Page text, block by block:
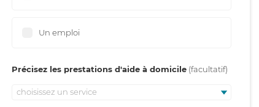
Un emploi
Précisez les prestations d'aide à domicile
choisissez un service